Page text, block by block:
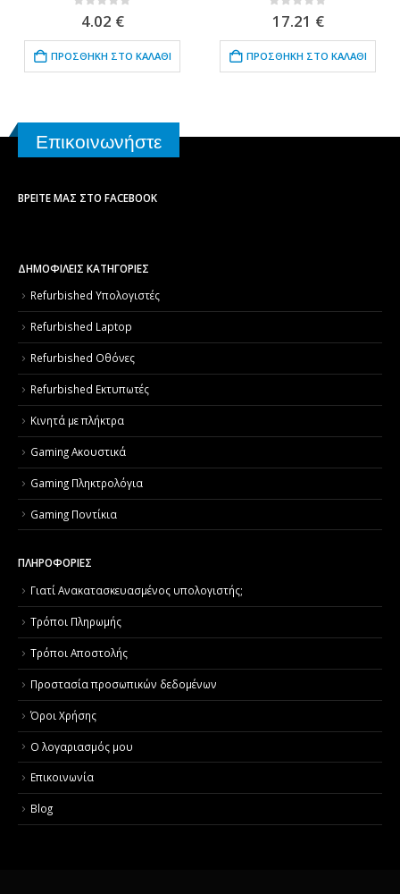
out of 5
4.02 €
ΠΡΟΣΘΉΚΗ ΣΤΟ ΚΑΛΆΘΙ
0out of 5
17.21 €
ΠΡΟΣΘΉΚΗ ΣΤΟ ΚΑΛΆΘΙ
Επικοινωνήστε
ΒΡΕΊΤΕ ΜΑΣ ΣΤΟ FACEBOOK
ΔΗΜΟΦΙΛΕΙΣ ΚΑΤΗΓΟΡΙΕΣ
Refurbished Υπολογιστές
Refurbished Laptop
Refurbished Οθόνες
Refurbished Εκτυπωτές
Κινητά με πλήκτρα
Gaming Ακουστικά
Gaming Πληκτρολόγια
Gaming Ποντίκια
ΠΛΗΡΟΦΟΡΙΕΣ
Γιατί Aνακατασκευασμένος υπολογιστής;
Τρόποι Πληρωμής
Τρόποι Αποστολής
Προστασία προσωπικών δεδομένων
Όροι Χρήσης
Ο λογαριασμός μου
Επικοινωνία
Blog